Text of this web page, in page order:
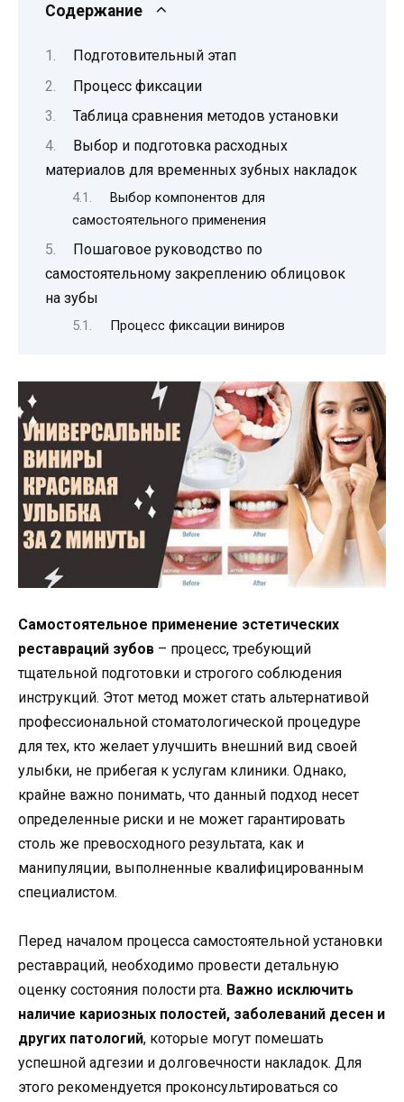
Содержание
Подготовительный этап
Процесс фиксации
Таблица сравнения методов установки
Выбор и подготовка расходных
материалов для временных зубных накладок
Выбор компонентов для
самостоятельного применения
Пошаговое руководство по
самостоятельному закреплению облицовок
на зубы
Процесс фиксации виниров
Самостоятельное применение эстетических
реставраций зубов – процесс, требующий
тщательной подготовки и строгого соблюдения
инструкций. Этот метод может стать альтернативой
профессиональной стоматологической процедуре
для тех, кто желает улучшить внешний вид своей
улыбки, не прибегая к услугам клиники. Однако,
крайне важно понимать, что данный подход несет
определенные риски и не может гарантировать
столь же превосходного результата, как и
манипуляции, выполненные квалифицированным
специалистом.
Перед началом процесса самостоятельной установки
реставраций, необходимо провести детальную
оценку состояния полости рта. Важно исключить
наличие кариозных полостей, заболеваний десен и
других патологий, которые могут помешать
успешной адгезии и долговечности накладок. Для
этого рекомендуется проконсультироваться со